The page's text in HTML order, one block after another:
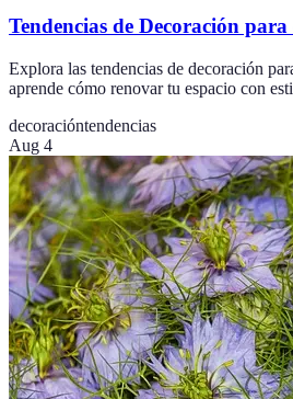
Tendencias de Decoración
Explora las tendencias de decoración
aprende cómo renovar tu espacio con
decoracióntendencias
Aug 4